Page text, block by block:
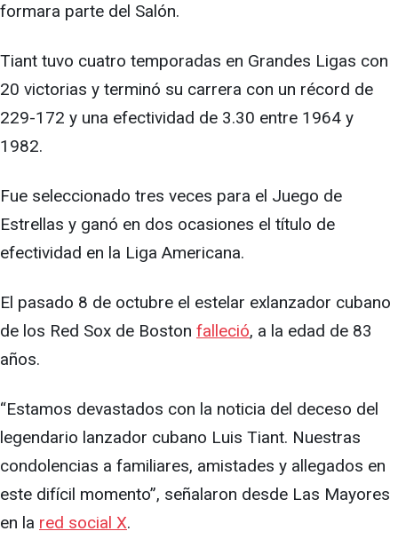
formara parte del Salón.
Tiant tuvo cuatro temporadas en Grandes Ligas con
20 victorias y terminó su carrera con un récord de
229-172 y una efectividad de 3.30 entre 1964 y
1982.
Fue seleccionado tres veces para el Juego de
Estrellas y ganó en dos ocasiones el título de
efectividad en la Liga Americana.
El pasado 8 de octubre el estelar exlanzador cubano
de los Red Sox de Boston falleció, a la edad de 83
años.
“Estamos devastados con la noticia del deceso del
legendario lanzador cubano Luis Tiant. Nuestras
condolencias a familiares, amistades y allegados en
este difícil momento”, señalaron desde Las Mayores
en la red social X.